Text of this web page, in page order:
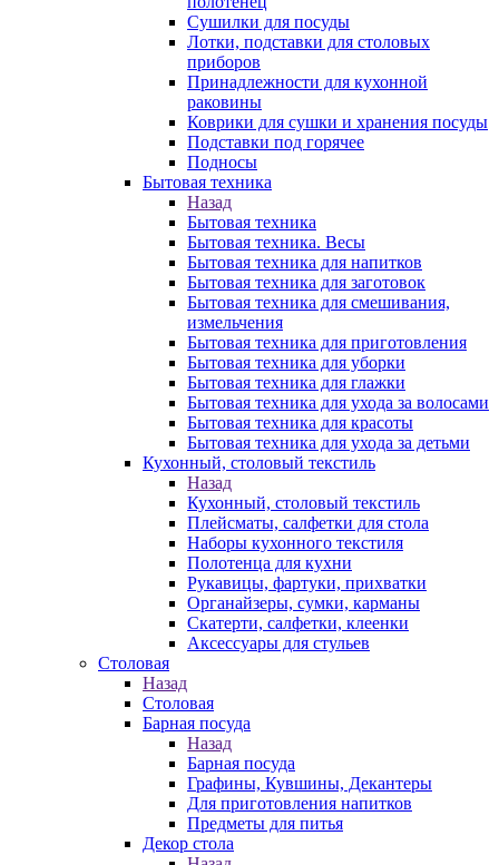
Сушилки для посуды
Лотки, подставки для столовых
приборов
Принадлежности для кухонной
раковины
Коврики для сушки и хранения посуды
Подставки под горячее
Подносы
Бытовая техника
Назад
Бытовая техника
Бытовая техника. Весы
Бытовая техника для напитков
Бытовая техника для заготовок
Бытовая техника для смешивания,
измельчения
Бытовая техника для приготовления
Бытовая техника для уборки
Бытовая техника для глажки
Бытовая техника для ухода за волосами
Бытовая техника для красоты
Бытовая техника для ухода за детьми
Кухонный, столовый текстиль
Назад
Кухонный, столовый текстиль
Плейсматы, салфетки для стола
Наборы кухонного текстиля
Полотенца для кухни
Рукавицы, фартуки, прихватки
Органайзеры, сумки, карманы
Скатерти, салфетки, клеенки
Аксессуары для стульев
Столовая
Назад
Столовая
Барная посуда
Назад
Барная посуда
Графины, Кувшины, Декантеры
Для приготовления напитков
Предметы для питья
Декор стола